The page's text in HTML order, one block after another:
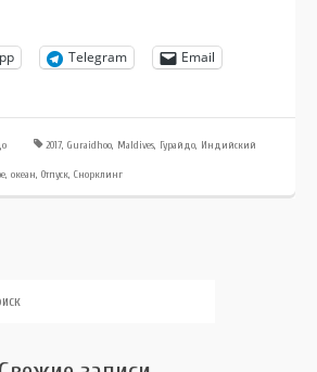
Telegram Email
2017, Guraidhoo, Maldives, Гурайдо, Индийский
, океан, Отпуск, Снорклинг